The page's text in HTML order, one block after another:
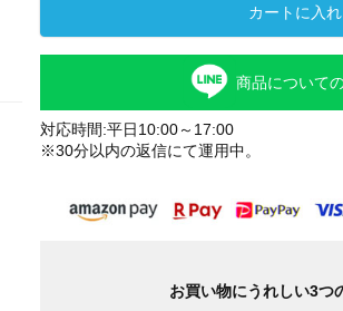
ナチ
カートに入れ
商品について
対応時間:平日10:00～17:00
※30分以内の返信にて運用中。
お買い物にうれしい3つ